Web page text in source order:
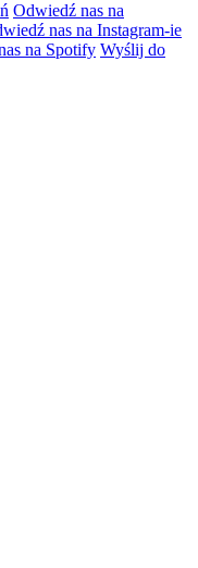
Odwiedź nas na
nas na Instagram-ie
na Spotify Wyślij do